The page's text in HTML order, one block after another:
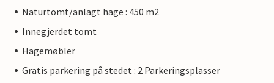
Naturtomt/anlagt hage : 450 m2
Innegjerdet tomt
Hagemøbler
Gratis parkering på stedet : 2 Parkeringsplasser